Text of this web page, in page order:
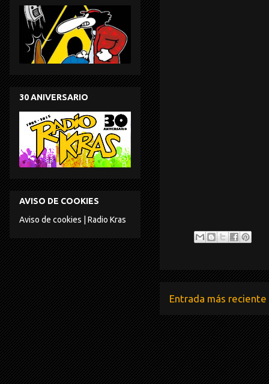
Entrada más reciente
30 ANIVERSARIO
AVISO DE COOKIES
Aviso de cookies | Radio Kras